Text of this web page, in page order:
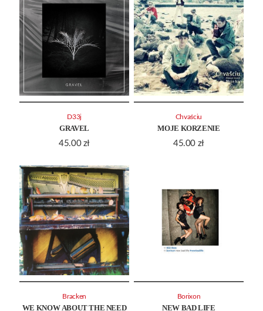
GRAVEL
45.00 zł
D33j
MOJE KORZENIE
45.00 zł
Chvaściu
WE KNOW ABOUT THE NEED
Bracken
NEW BAD LIFE
Borixon